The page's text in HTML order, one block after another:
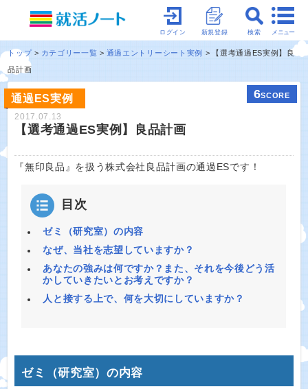
メニュー
検索
新規登録
ログイン
トップ カテゴリー一覧 通過エントリーシート実例
【選考通過ES実例】良
品計画
通過ES実例 6SCORE
2017.07.13
【選考通過ES実例】良品計画
『無印良品』を扱う株式会社良品計画の通過ESです！
目次
ゼミ（研究室）の内容
なぜ、当社を志望していますか？
あなたの強みは何ですか？また、それを今後どう活
かしていきたいとお考えですか？
人と接する上で、何を大切にしていますか？
ゼミ（研究室）の内容